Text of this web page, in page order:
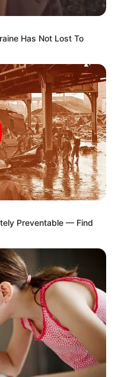
Has Not Lost To
Preventable — Find